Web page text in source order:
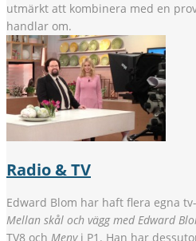
utmärkt att kombinera med en
handlar om.
Radio & TV
Edward Blom har haft flera egna
Mellan skål och vägg med Edward
TV8 och Menyi P1. Han har